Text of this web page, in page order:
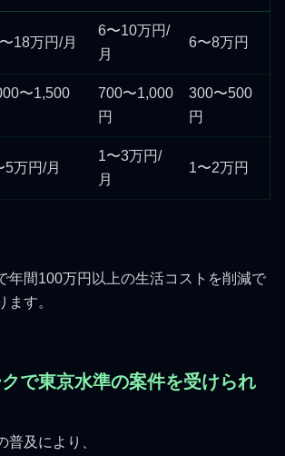
18万円/月
6〜10万円/
月
6〜8万円
〜1,500
700〜1,000
円
300〜500
円
5万円/月
1〜3万円/
月
1〜2万円
年間100万円以上の生活コストを削減で
ます。
で東京水準の案件を受けられ
普及により、